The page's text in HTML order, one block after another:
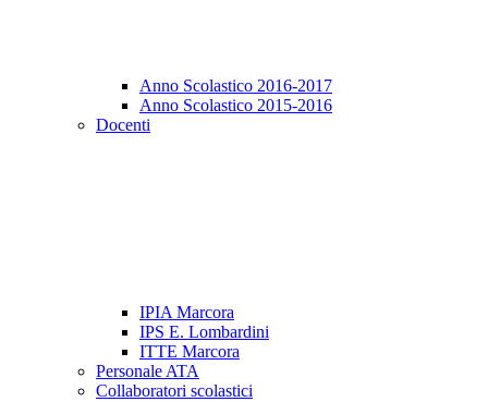
Anno Scolastico 2016-2017
Anno Scolastico 2015-2016
Docenti
IPIA Marcora
IPS E. Lombardini
ITTE Marcora
Personale ATA
Collaboratori scolastici